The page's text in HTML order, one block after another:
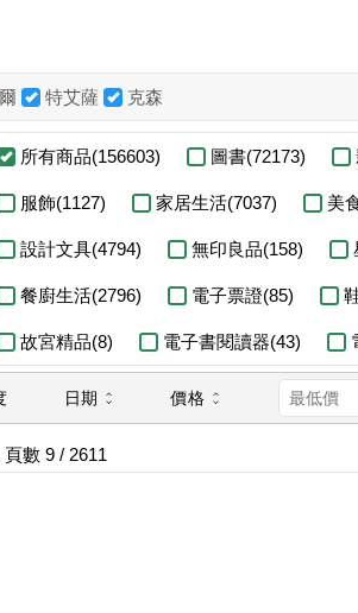
特艾薩 克森
所有商品(156603) 圖書(72173)
服飾(1127) 家居生活(7037) 美
設計文具(4794) 無印良品(158)
餐廚生活(2796) 電子票證(85)
故宮精品(8) 電子書閱讀器(43)
日期 價格
頁數 9 / 2611